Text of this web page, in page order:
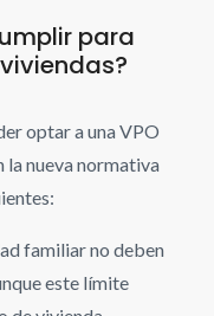
para
optar a una VPO
la nueva normativa
familiar no deben
este límite